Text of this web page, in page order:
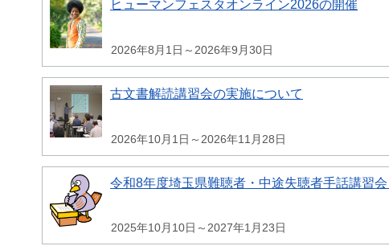
ヒューマンフェスタオンライン2026の開催
2026年8月1日～2026年9月30日
古文書解読講習会の実施について
2026年10月1日～2026年11月28日
令和8年度埼玉県難聴者・中途失聴者手話講習会
2025年10月10日～2027年1月23日